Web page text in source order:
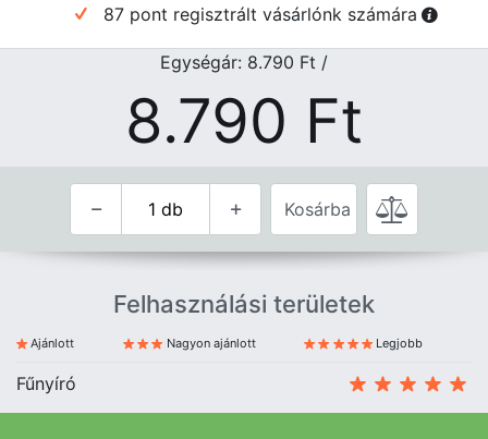
87 pont regisztrált vásárlónk számára
Egységár: 8.790 Ft /
8.790 Ft
Kosárba
Felhasználási területek
Ajánlott Nagyon ajánlott Legjobb
Fűnyíró